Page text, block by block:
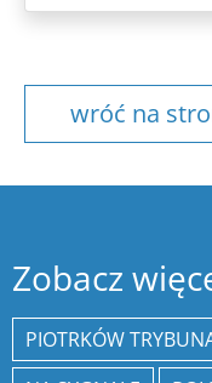
wróć na
Zobacz
PIOTRKÓW